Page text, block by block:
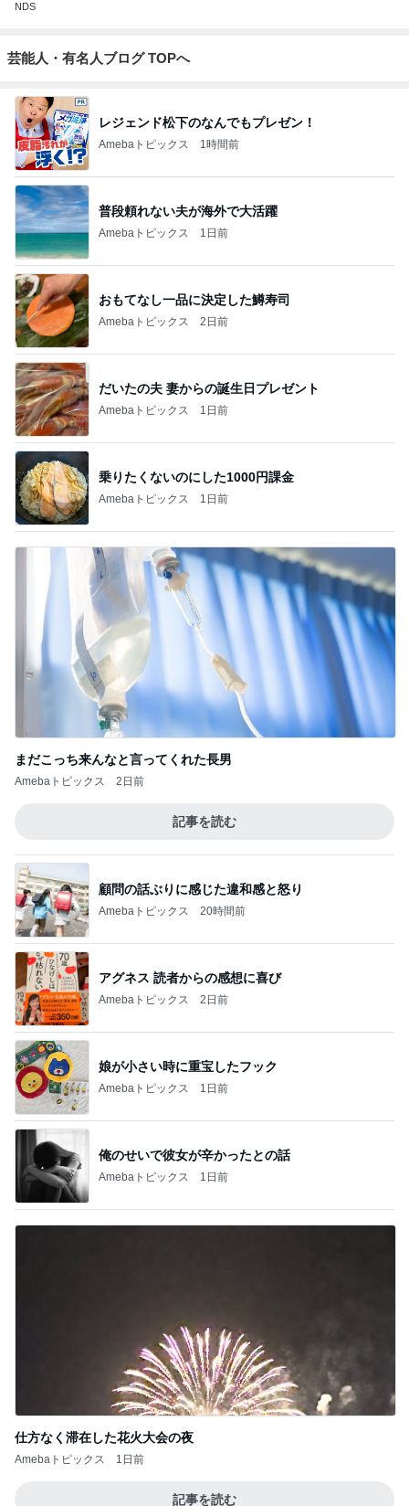
NDS
芸能人・有名人ブログ TOPへ
レジェンド松下のなんでもプレゼン！
Amebaトピックス 1時間前
普段頼れない夫が海外で大活躍
Amebaトピックス 1日前
おもてなし一品に決定した鱒寿司
Amebaトピックス 2日前
だいたの夫 妻からの誕生日プレゼント
Amebaトピックス 1日前
乗りたくないのにした1000円課金
Amebaトピックス 1日前
まだこっち来んなと言ってくれた長男
Amebaトピックス 2日前
記事を読む
顧問の話ぶりに感じた違和感と怒り
Amebaトピックス 20時間前
アグネス 読者からの感想に喜び
Amebaトピックス 2日前
娘が小さい時に重宝したフック
Amebaトピックス 1日前
俺のせいで彼女が辛かったとの話
Amebaトピックス 1日前
仕方なく滞在した花火大会の夜
Amebaトピックス 1日前
記事を読む